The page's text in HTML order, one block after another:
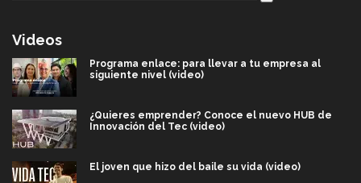
Videos
Programa enlace: para llevar a tu empresa al
siguiente nivel (video)
¿Quieres emprender? Conoce el nuevo HUB de
Innovación del Tec (video)
El joven que hizo del baile su vida (video)